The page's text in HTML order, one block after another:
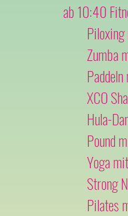
ab 10:40
Zumba
XCO
Hula-
Pound
Yogamit
Strong
Pilates